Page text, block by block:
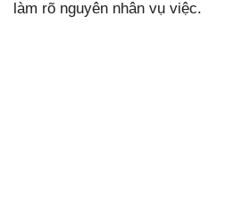
làm rõ nguyên nhân vụ việc.